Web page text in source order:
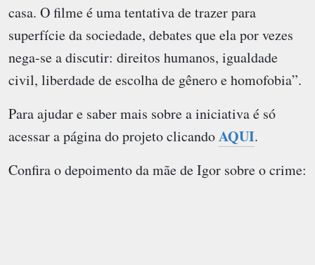
casa. O filme é uma tentativa de trazer para
superfície da sociedade, debates que ela por vezes
nega-se a discutir: direitos humanos, igualdade
civil, liberdade de escolha de gênero e homofobia”.
Para ajudar e saber mais sobre a iniciativa é só
acessar a página do projeto clicandoAQUI.
Confira o depoimento da mãe de Igor sobre o crime: